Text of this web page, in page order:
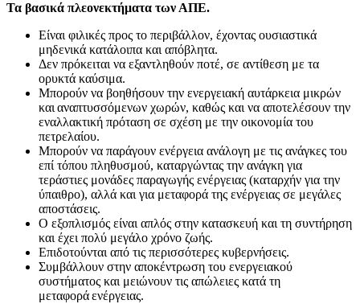
Τα βασικά πλεονεκτήματα των ΑΠΕ.
Είναι φιλικές προς το περιβάλλον, έχοντας ουσιαστικά
μηδενικά κατάλοιπα και απόβλητα.
Δεν πρόκειται να εξαντληθούν ποτέ, σε αντίθεση με τα
ορυκτά καύσιμα.
Μπορούν να βοηθήσουν την ενεργειακή αυτάρκεια μικρών
και αναπτυσσόμενων χωρών, καθώς και να αποτελέσουν την
εναλλακτική πρόταση σε σχέση με την οικονομία του
πετρελαίου.
Mπορούν να παράγουν ενέργεια ανάλογη με τις ανάγκες του
επί τόπου πληθυσμού, καταργώντας την ανάγκη για
τεράστιες μονάδες παραγωγής ενέργειας (καταρχήν για την
ύπαιθρο), αλλά και για μεταφορά της ενέργειας σε μεγάλες
αποστάσεις.
Ο εξοπλισμός είναι απλός στην κατασκευή και τη συντήρηση
και έχει πολύ μεγάλο χρόνο ζωής.
Επιδοτούνται από τις περισσότερες κυβερνήσεις.
Συμβάλλουν στην αποκέντρωση του ενεργειακού
συστήματος και μειώνουν τις απώλειες κατά τη
μεταφορά ενέργειας.